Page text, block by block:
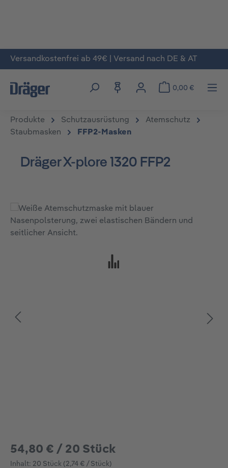
Zum Hauptinhalt springen
Versandkostenfrei ab 49€ | Versand nach DE & AT
0,00 €
Produkte Schutzausrüstung
Atemschutz
Staubmasken
FFP2-Masken
Dräger X-plore 1320 FFP2
Bildergalerie überspringen
54,80 € / 20 Stück
Inhalt: 20 Stück (2,74 € / Stück)